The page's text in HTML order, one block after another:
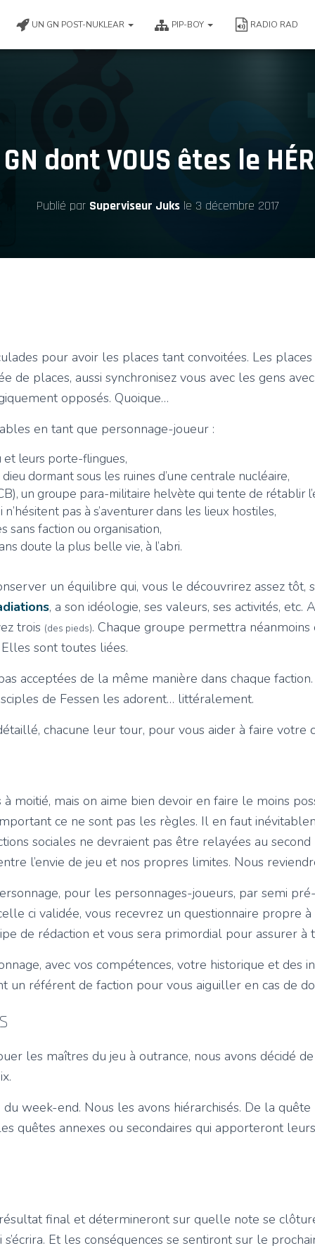
UN GN POST-NUKLEAR PIP-BOY RADIO RAD
dont VOUS êtes le
Publié par Superviseur Juksle 3 décembre 2017
pour avoir les places tant convoitées. Les
de places, aussi synchronisez vous avec les gens
opposés. Quoique…
en tant que personnage-joueur :
et leurs porte-flingues,
dormant sous les ruines d’une centrale nucléaire,
un groupe para-militaire helvète qui tente de rétablir
pas à s’aventurer dans les lieux hostiles,
sans faction ou organisation,
doute la plus belle vie, à l’abri.
un équilibre qui, vous le découvrirez assez tôt,
, a son idéologie, ses valeurs, ses activités,
trois (des pieds). Chaque groupe permettra
Elles sont toutes liées.
acceptées de la même manière dans chaque
de Fessen les adorent… littéralement.
chacune leur tour, pour vous aider à faire votre
moitié, mais on aime bien devoir en faire le moins
ce ne sont pas les règles. Il en faut
sociales ne devraient pas être relayées au
l’envie de jeu et nos propres limites. Nous
pour les personnages-joueurs, par semi
ci validée, vous recevrez un questionnaire propre
de rédaction et vous sera primordial pour assurer
avec vos compétences, votre historique et des
un référent de faction pour vous aiguiller en cas de
les maîtres du jeu à outrance, nous avons décidé
week-end. Nous les avons hiérarchisés. De la
quêtes annexes ou secondaires qui apporteront
final et détermineront sur quelle note se
Et les conséquences se sentiront sur le